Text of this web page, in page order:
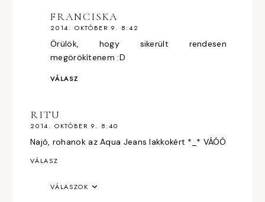
FRANCISKA
2014. OKTÓBER 9. 8:42
Örülök, hogy sikerült rendesen
megörökítenem :D
VÁLASZ
RITU
2014. OKTÓBER 9. 8:40
Najó, rohanok az Aqua Jeans lakkokért *_* VÁÓÓ
VÁLASZ
VÁLASZOK